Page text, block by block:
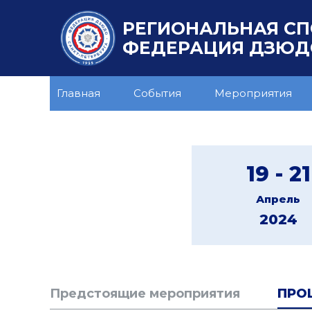
РЕГИОНАЛЬНАЯ
ФЕДЕРАЦИЯ
Главная События Мероприятия
19 - 21
Апрель
2024
Предстоящие мероприятия